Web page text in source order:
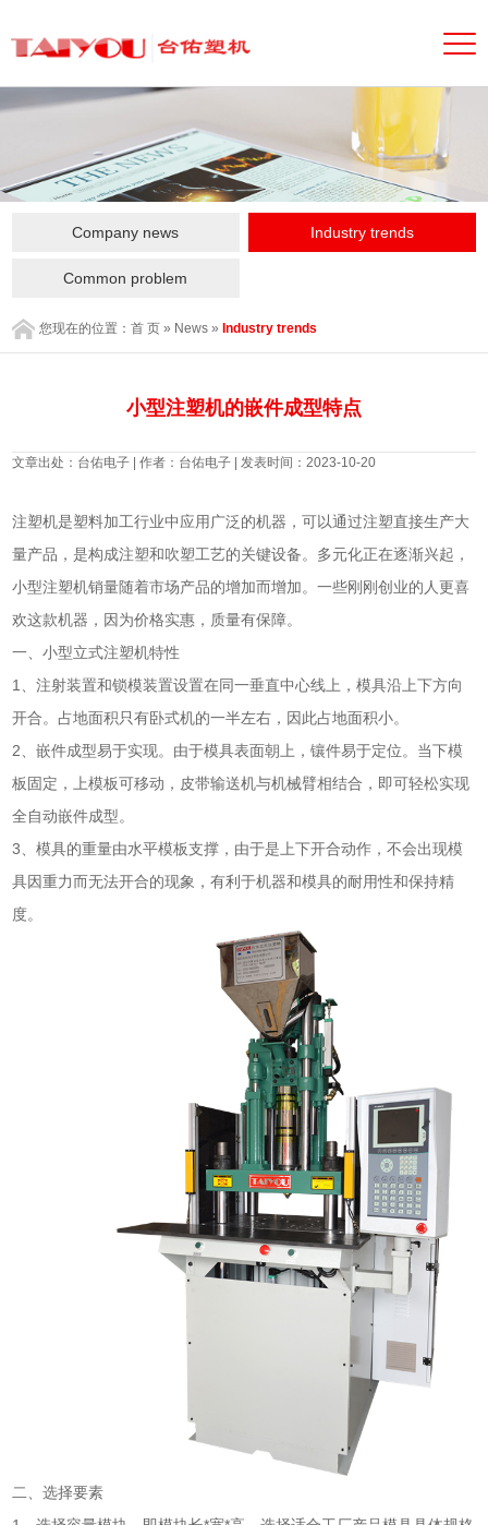
Company news Industry trends
Common problem
您现在的位置：首 页 » News »Industry trends
小型注塑机的嵌件成型特点
文章出处：台佑电子 | 作者：台佑电子 | 发表时间：2023-10-20
注塑机是塑料加工行业中应用广泛的机器，可以通过注塑直接生产大
量产品，是构成注塑和吹塑工艺的关键设备。多元化正在逐渐兴起，
小型注塑机销量随着市场产品的增加而增加。一些刚刚创业的人更喜
欢这款机器，因为价格实惠，质量有保障。
一、小型立式注塑机特性
1、注射装置和锁模装置设置在同一垂直中心线上，模具沿上下方向
开合。占地面积只有卧式机的一半左右，因此占地面积小。
2、嵌件成型易于实现。由于模具表面朝上，镶件易于定位。当下模
板固定，上模板可移动，皮带输送机与机械臂相结合，即可轻松实现
全自动嵌件成型。
3、模具的重量由水平模板支撑，由于是上下开合动作，不会出现模
具因重力而无法开合的现象，有利于机器和模具的耐用性和保持精
度。
二、选择要素